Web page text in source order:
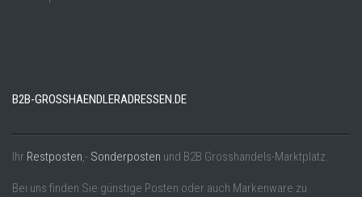
B2B-GROSSHAENDLERADRESSEN.DE
Ihr Restposten,- Sonderposten und B2B Grosshandels-Marktplatz.
Bei uns finden Sie günstige Posten oder auch Markenware zu